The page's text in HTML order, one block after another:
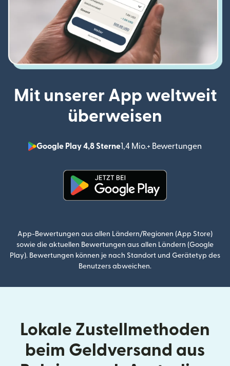
Mit unserer App weltweit
überweisen
Google Play 4,8 Sterne1,4 Mio.+ Bewertungen
App-Bewertungen aus allen Ländern/Regionen (App Store)
sowie die aktuellen Bewertungen aus allen Ländern (Google
Play). Bewertungen können je nach Standort und Gerätetyp des
Benutzers abweichen.
Lokale Zustellmethoden
beim Geldversand aus